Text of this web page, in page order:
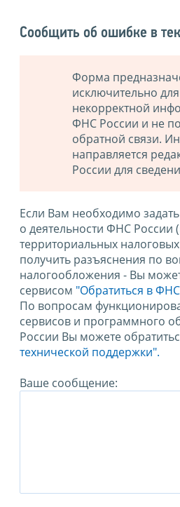
Сообщить об ошибке в
Форма
исключительно
некорректной
ФНС России и не
обратной связи.
направляется
России для
Если Вам необходимо
о деятельности ФНС России
территориальных
получить разъяснения по
налогообложения - Вы
сервисом "Обратиться в
По вопросам
сервисов и программного
России Вы можете
технической поддержки".
Ваше сообщение: